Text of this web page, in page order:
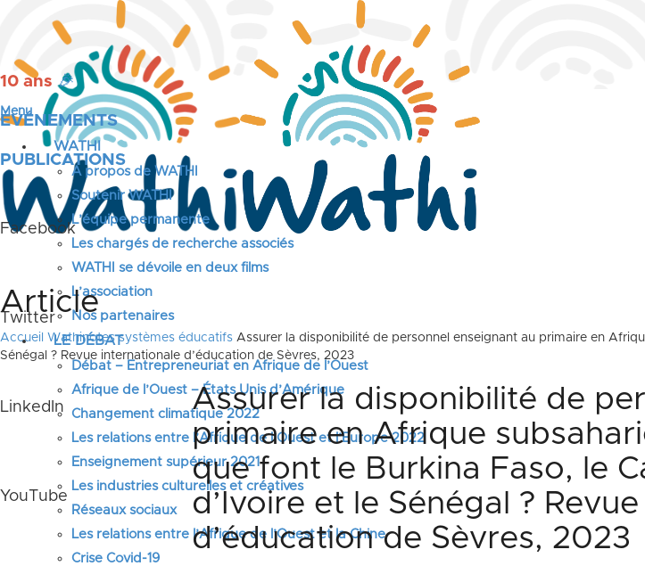
10 ans 🎉
ÉVÉNEMENTS
PUBLICATIONS
Facebook
Twitter
LinkedIn
YouTube
Menu
WATHI
A propos de WATHI
Soutenir WATHI
L’équipe permanente
Les chargés de recherche associés
WATHI se dévoile en deux films
L’association
Nos partenaires
LE DÉBAT
Débat – Entrepreneuriat en Afrique de l’Ouest
Afrique de l’Ouest – États Unis d’Amérique
Changement climatique 2022
Les relations entre l’Afrique de l’Ouest et l’Europe 2022
Enseignement supérieur 2021
Les industries culturelles et créatives
Réseaux sociaux
Les relations entre l’Afrique de l’Ouest et la Chine
Crise Covid-19
Article
Accueil Wathinotes systèmes éducatifs Assurer la disponibilité de personnel enseignant au primaire en
Sénégal ? Revue internationale d’éducation de Sèvres, 2023
Assurer la disponibilité de
primaire en Afrique
que font le Burkina Faso, le
d’Ivoire et le Sénégal ?
d’éducation de Sèvres, 2023